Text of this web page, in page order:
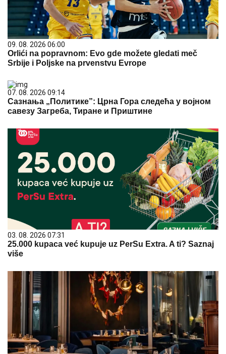
09. 08. 2026 06:00
Orlići na popravnom: Evo gde možete gledati meč
Srbije i Poljske na prvenstvu Evrope
07. 08. 2026 09:14
Сазнања „Политике”: Црна Гора следећа у војном
савезу Загреба, Тиране и Приштине
03. 08. 2026 07:31
25.000 kupaca već kupuje uz PerSu Extra. A ti? Saznaj
više